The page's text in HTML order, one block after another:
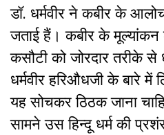
डॉ. धर्मवीर ने कबीर के
जताई हैं। कबीर के मूल्यांकन
कसौटी को जोरदार तरीके से
धर्मवीर हरिऔधजी के बारे
यह सोचकर ठिठक जाना
सामने उस हिन्दू धर्म की